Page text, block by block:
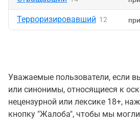
Терроризировавший 12
Уважаемые пользователи, если
или синонимы, относящиеся к
нецензурной или лексике 18+,
кнопку "Жалоба", чтобы мы могли